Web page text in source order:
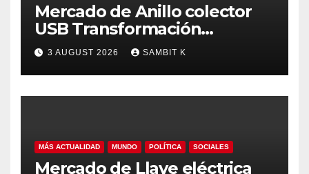
Mercado de Anillo colector
USB Transformación
Industrial, Automatización y
Crecimiento Global hasta
2035
3 AUGUST 2026 SAMBIT K
MÁS ACTUALIDAD MUNDO POLÍTICA SOCIALES
Mercado de Llave eléctrica